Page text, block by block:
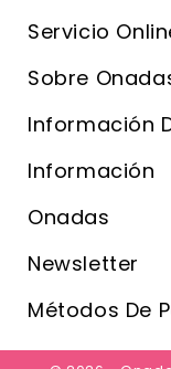
Servicio
Sobre
Información
Información
Onadas
Newsletter
Métodos De